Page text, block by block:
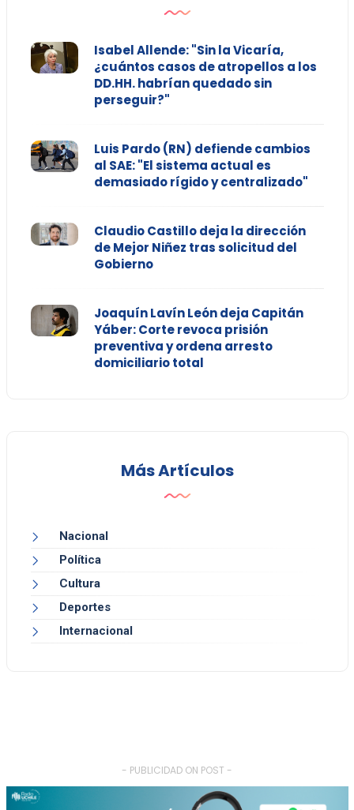
Isabel Allende: "Sin la Vicaría,
¿cuántos casos de atropellos a los
DD.HH. habrían quedado sin
perseguir?"
Luis Pardo (RN) defiende cambios
al SAE: "El sistema actual es
demasiado rígido y centralizado"
Claudio Castillo deja la dirección
de Mejor Niñez tras solicitud del
Gobierno
Joaquín Lavín León deja Capitán
Yáber: Corte revoca prisión
preventiva y ordena arresto
domiciliario total
Más Artículos
Nacional
Política
Cultura
Deportes
Internacional
- PUBLICIDAD ON POST -